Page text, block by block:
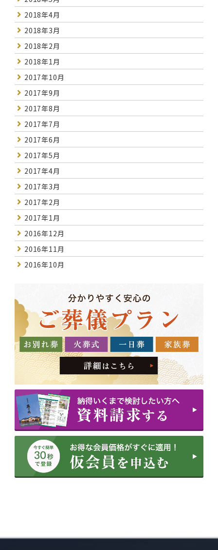
2018年4月
2018年3月
2018年2月
2018年1月
2017年10月
2017年9月
2017年8月
2017年7月
2017年6月
2017年5月
2017年4月
2017年3月
2017年2月
2017年1月
2016年12月
2016年11月
2016年10月